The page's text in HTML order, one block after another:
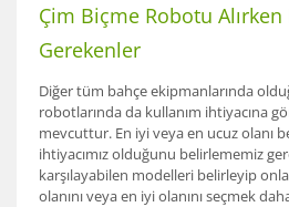
Çim Biçme Robotu
Gerekenler
Diğer tüm bahçe ekipmanlarında
robotlarında da kullanım ihtiyacına
mevcuttur. En iyi veya en ucuz olanı
ihtiyacımız olduğunu belirlememiz
karşılayabilen modelleri belirleyip
olanını veya en iyi olanını seçmek